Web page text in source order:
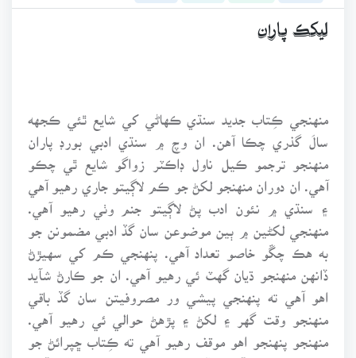
ليکڪ پاران
منهنجي ڪِتاب جديد سنڌي ڪهاڻي کي شايع ٿئي ڪجهه
سالَ گذري چڪا آهن. ان وچ ۾ سنڌي ادبي بورڊ پاران
منهنجو ترجمو ڪيل ناول ڊاڪٽر زواگو شايع ٿي چڪو
آهي. ان دوران منهنجو لکڻ جو ڪم لاڳيتو جاري رهيو آهي
۽ سنڌي ۾ نئون ادب پڻ لاڳيتو جنم وٺي رهيو آهي.
منهنجي لکڻين ۾ ٻين موضوعن سان گڏ ادبي مضمونن جو
به هڪ چڱو خاصو تعداد آهي. پنهنجي ڪم کي سهيڙڻ
ڏانهن منهنجو ڌيان گهٽ ئي رهيو آهي. ان جو ڪارڻ شآيد
اهو آهي ته پنهنجي پيشي ور مصروفيتن سان گڏ باقي
منهنجو وقت گهر ۽ لکڻ ۽ پڙهڻ حوالي ئي رهيو آهي.
منهنجو پنهنجو اهو موقف رهيو آهي ته ڪِتاب ڇپرائڻ جو